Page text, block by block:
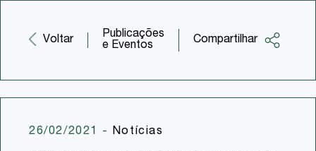
Voltar
Publicações
e Eventos
Compartilhar
Twitter
26/02/2021 - Notícias